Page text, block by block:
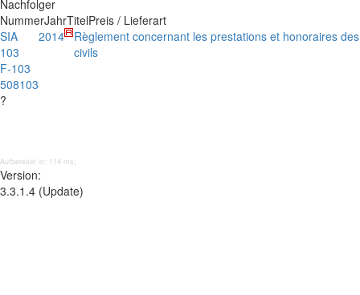
Nachfolger
NummerJahrTitelPreis / Lieferart
SIA
103
F-103
508103
?
2014
Règlement concernant les prestations et honoraires
civils
Aufbereitet in: 114 ms;
Version:
3.3.1.4 (Update)